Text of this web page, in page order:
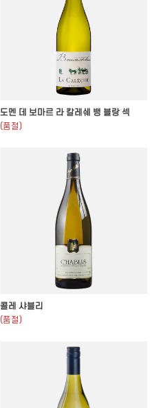
도멘 데 보마르 라 칼레쉐 뱅 블랑 섹
(품절)
콜레 샤블리
(품절)